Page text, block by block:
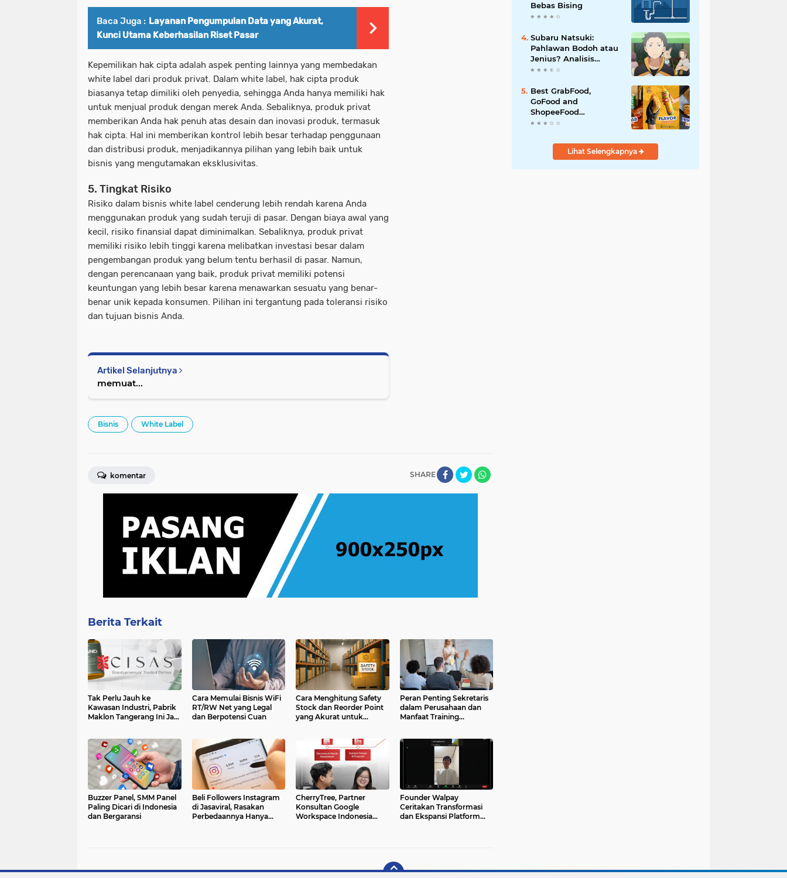
Baca Juga : Layanan Pengumpulan Data yang Akurat,
Kunci Utama Keberhasilan Riset Pasar
Kepemilikan hak cipta adalah aspek penting lainnya yang membedakan
white label dari produk privat. Dalam white label, hak cipta produk
biasanya tetap dimiliki oleh penyedia, sehingga Anda hanya memiliki hak
untuk menjual produk dengan merek Anda. Sebaliknya, produk privat
memberikan Anda hak penuh atas desain dan inovasi produk, termasuk
hak cipta. Hal ini memberikan kontrol lebih besar terhadap penggunaan
dan distribusi produk, menjadikannya pilihan yang lebih baik untuk
bisnis yang mengutamakan eksklusivitas.
5. Tingkat Risiko
Risiko dalam bisnis white label cenderung lebih rendah karena Anda
menggunakan produk yang sudah teruji di pasar. Dengan biaya awal yang
kecil, risiko finansial dapat diminimalkan. Sebaliknya, produk privat
memiliki risiko lebih tinggi karena melibatkan investasi besar dalam
pengembangan produk yang belum tentu berhasil di pasar. Namun,
dengan perencanaan yang baik, produk privat memiliki potensi
keuntungan yang lebih besar karena menawarkan sesuatu yang benar-
benar unik kepada konsumen. Pilihan ini tergantung pada toleransi risiko
dan tujuan bisnis Anda.
Artikel Selanjutnya
memuat...
Bisnis White Label
SHARE
komentar
Berita Terkait
Tak Perlu Jauh ke
Kawasan Industri, Pabrik
Maklon Tangerang Ini Jadi
Cara Memulai Bisnis WiFi
RT/RW Net yang Legal
dan Berpotensi Cuan
Cara Menghitung Safety
Stock dan Reorder Point
yang Akurat untuk
Peran Penting Sekretaris
dalam Perusahaan dan
Manfaat Training
Buzzer Panel, SMM Panel
Paling Dicari di Indonesia
dan Bergaransi
Beli Followers Instagram
di Jasaviral, Rasakan
Perbedaannya Hanya
CherryTree, Partner
Konsultan Google
Workspace Indonesia
Founder Walpay
Ceritakan Transformasi
dan Ekspansi Platform
Bebas Bising
Subaru Natsuki:
Pahlawan Bodoh atau
Jenius? Analisis
Karakter Re:Zero
Best GrabFood,
GoFood and
ShopeeFood
Restaurants in Bali for
Lihat Selengkapnya